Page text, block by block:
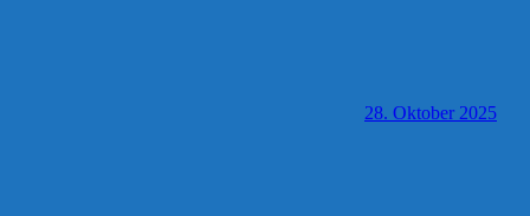
28. Oktober 2025